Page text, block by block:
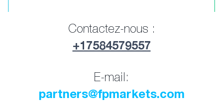
Contactez-nous :
+17584579557
E-mail:
partners@fpmarkets.com